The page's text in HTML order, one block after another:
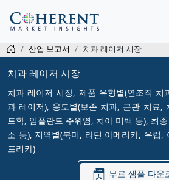
산업 보고서 치과 레이저 시장
치과 레이저 시장
치과 레이저 시장, 제품 유형별(연조직 치
과 레이저), 용도별(보존 치과, 근관 치료,
트학, 임플란트 주위염, 치아 미백 등), 최
소 등), 지역별(북미, 라틴 아메리카, 유럽,
프리카)
무료 샘플 다운